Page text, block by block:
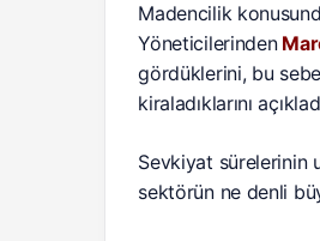
Madencilik
Yöneticilerinden
gördüklerini, bu
kiraladıklarını
Sevkiyat sürelerinin
sektörün ne denli